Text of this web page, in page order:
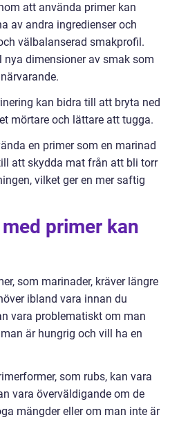
att använda primer kan
av andra ingredienser och
välbalanserad smakprofil.
nya dimensioner av smak som
kan bidra till att bryta ned
mörtare och lättare att tugga.
en primer som en marinad
att skydda mat från att bli torr
vilket ger en mer saftig
primer kan
som marinader, kräver längre
ibland vara innan du
vara problematiskt om man
är hungrig och vill ha en
som rubs, kan vara
vara överväldigande om de
mängder eller om man inte är